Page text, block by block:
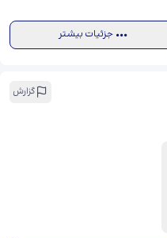
جزئیات بیشتر
گزارش